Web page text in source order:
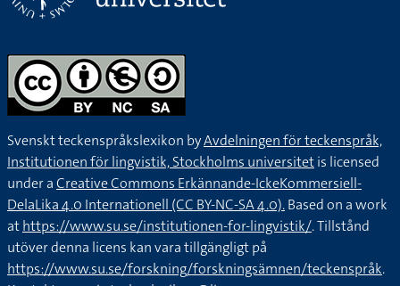
Svenskt teckenspråkslexikon byAvdelningen för teckenspråk,
Institutionen för lingvistik, Stockholms universitetis licensed
under aCreative Commons Erkännande-IckeKommersiell-
DelaLika 4.0 Internationell (CC BY-NC-SA 4.0).Based on a work
athttps://www.su.se/institutionen-for-lingvistik/. Tillstånd
utöver denna licens kan vara tillgängligt på
https://www.su.se/forskning/forskningsämnen/teckenspråk.